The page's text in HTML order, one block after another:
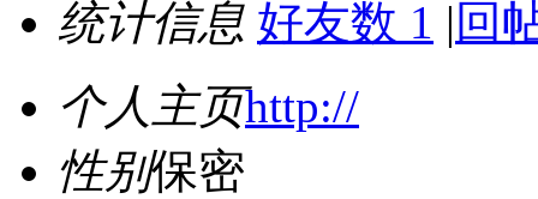
统计信息 好友数 1 | 回
个人主页http://
性别保密